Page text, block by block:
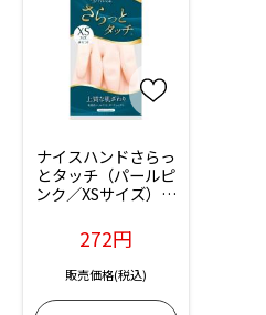
ナイスハンドさらっ
とタッチ（パールピ
ンク／XSサイズ）：
272円
販売価格(税込)